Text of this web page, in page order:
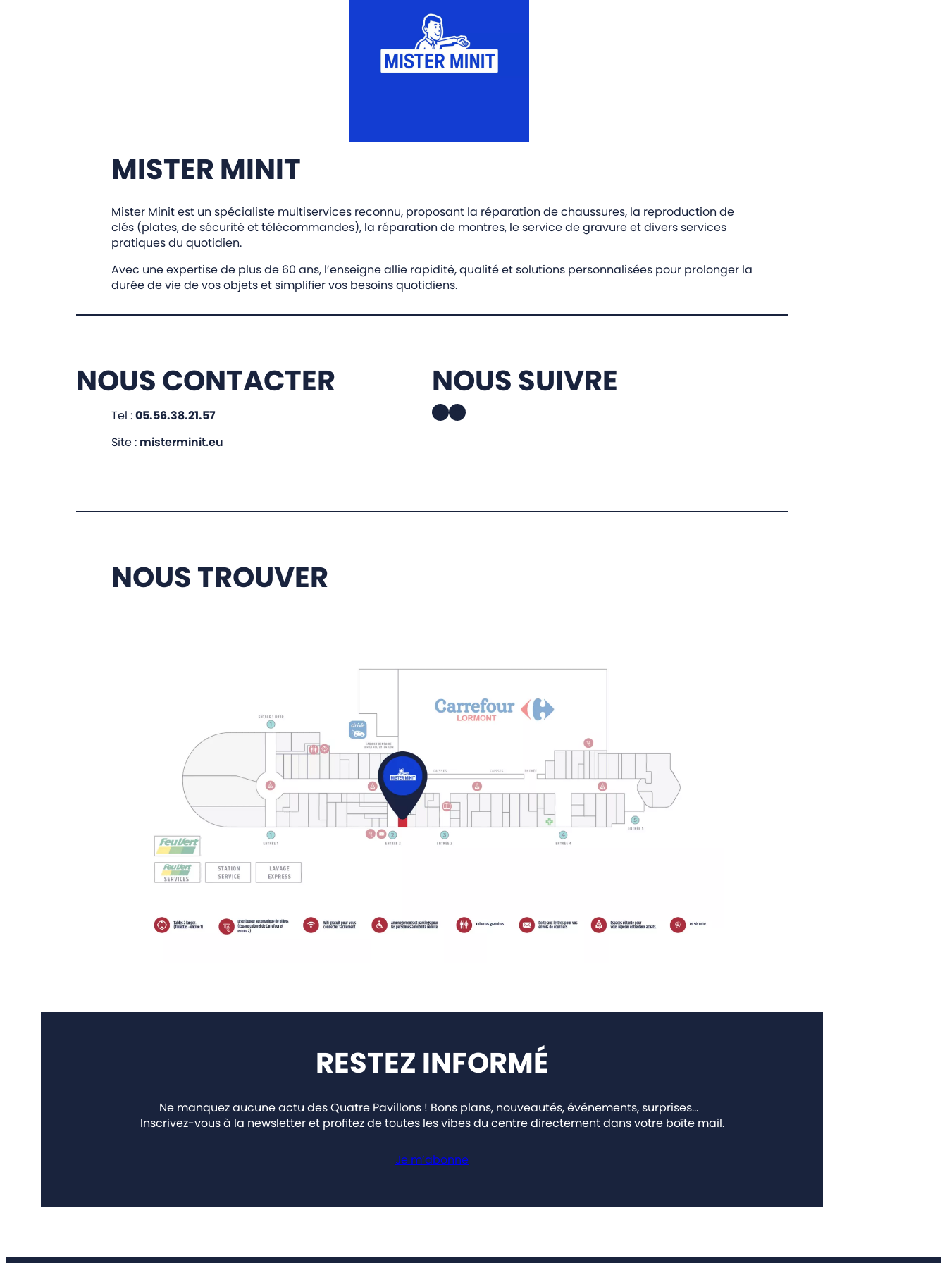
MISTER MINIT
Mister Minit est un spécialiste multiservices reconnu, proposant la réparation de chaussures, la reproduction de
clés (plates, de sécurité et télécommandes), la réparation de montres, le service de gravure et divers services
pratiques du quotidien.
Avec une expertise de plus de 60 ans, l’enseigne allie rapidité, qualité et solutions personnalisées pour prolonger la
durée de vie de vos objets et simplifier vos besoins quotidiens.
NOUS CONTACTER
Tel :05.56.38.21.57
Site : misterminit.eu
NOUS SUIVRE
Facebook Instagram
NOUS TROUVER
RESTEZ INFORMÉ
Ne manquez aucune actu des Quatre Pavillons ! Bons plans, nouveautés, événements, surprises…
Inscrivez-vous à la newsletter et profitez de toutes les vibes du centre directement dans votre boîte mail.
Je m’abonne